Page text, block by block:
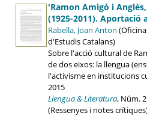
'Ramon Amigó i
(1925-2011).
Rabella, Joan Anton
d'Estudis Catalans)
Sobre l'acció cultural de
de dos eixos: la llengua
l'activisme en institucions
2015
Llengua & Literatura, Núm.
(Ressenyes i notes